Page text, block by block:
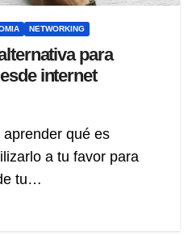
NETWORKING
para
internet
qué es
a tu favor para
tu…